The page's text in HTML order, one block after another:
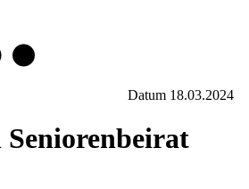
Datum 18.03.2024
Seniorenbeirat